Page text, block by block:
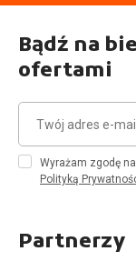
Bądź na
ofertami
Wyrażam zgodę
Polityką
Partnerzy